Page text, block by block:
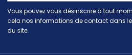
Vous pouvez vous désinscrire à tout
cela nos informations de contact dans
du site.